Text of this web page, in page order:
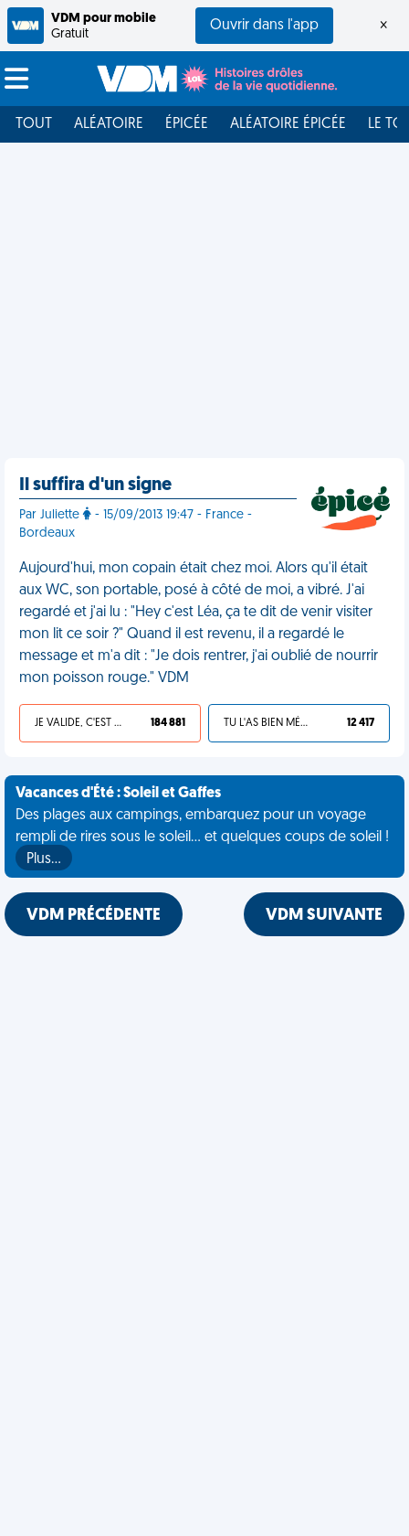
VDM pour mobile
Gratuit
Ouvrir dans l'app ×
TOUT ALÉATOIRE ÉPICÉE ALÉATOIRE ÉPICÉE LE
Il suffira d'un signe
Par Juliette
- 15/09/2013 19:47 - France -
Bordeaux
Aujourd'hui, mon copain était chez moi. Alors qu'il était
aux WC, son portable, posé à côté de moi, a vibré. J'ai
regardé et j'ai lu : "Hey c'est Léa, ça te dit de venir visiter
mon lit ce soir ?" Quand il est revenu, il a regardé le
message et m'a dit : "Je dois rentrer, j'ai oublié de nourrir
mon poisson rouge." VDM
JE VALIDE, C'EST UNE VDM 184 881 TU L'AS BIEN MÉRITÉ 12 417
Vacances d'Été : Soleil et Gaffes
Des plages aux campings, embarquez pour un voyage
rempli de rires sous le soleil... et quelques coups de soleil !
Plus…
VDM PRÉCÉDENTE VDM SUIVANTE